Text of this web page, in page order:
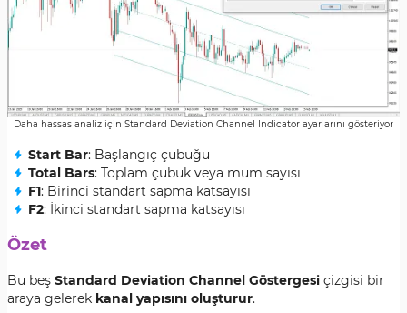
Daha hassas analiz için Standard Deviation Channel Indicator ayarlarını gösteriyor
Start Bar: Başlangıç çubuğu
Total Bars: Toplam çubuk veya mum sayısı
F1: Birinci standart sapma katsayısı
F2: İkinci standart sapma katsayısı
Özet
Bu beş Standard Deviation Channel Göstergesi çizgisi bir
araya gelerek kanal yapısını oluşturur.